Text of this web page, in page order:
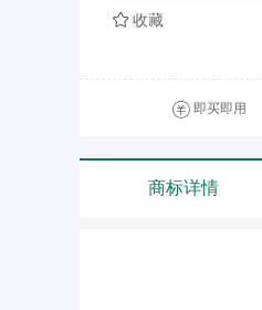
收藏
即买即用
商标详情